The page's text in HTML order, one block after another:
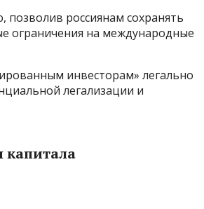
россиянам сохранять
ограничения на международные
инвесторам» легально
легализации и
капитала